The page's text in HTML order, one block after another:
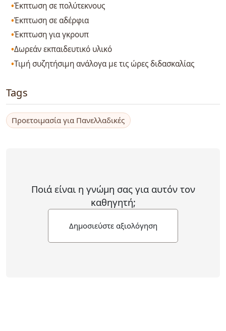
Έκπτωση σε πολύτεκνους
Έκπτωση σε αδέρφια
Έκπτωση για γκρουπ
Δωρεάν εκπαιδευτικό υλικό
Τιμή συζητήσιμη ανάλογα με τις ώρες διδασκαλίας
Tags
Προετοιμασία για Πανελλαδικές
Ποιά είναι η γνώμη σας για αυτόν τον
καθηγητή;
Δημοσιεύστε αξιολόγηση